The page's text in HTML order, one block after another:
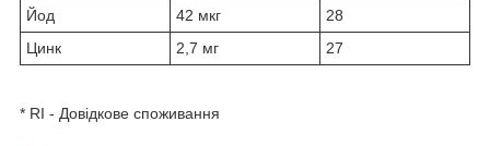
Йод
42 мкг
28
Цинк
2,7 мг 27
* RI - Довідкове споживання